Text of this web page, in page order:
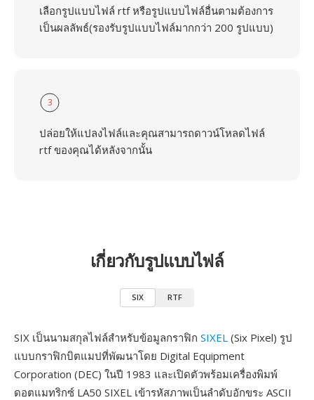
เลือกรูปแบบไฟล์ rtf หรือรูปแบบไฟล์อื่นตามต้องการ
เป็นผลลัพธ์(รองรับรูปแบบไฟล์มากกว่า 200 รูปแบบ)
3
ปล่อยให้แปลงไฟล์และคุณสามารถดาวน์โหลดไฟล์
rtf ของคุณได้หลังจากนั้น
เกี่ยวกับรูปแบบไฟล์
SIX RTF
SIX เป็นนามสกุลไฟล์สำหรับข้อมูลกราฟิก SIXEL (Six Pixel) รูป
แบบกราฟิกบิตแมปที่พัฒนาโดย Digital Equipment
Corporation (DEC) ในปี 1983 และเปิดตัวพร้อมเครื่องพิมพ์
ดอตแมทริกซ์ LA50 SIXEL เข้ารหัสภาพเป็นลำดับอักขระ ASCII